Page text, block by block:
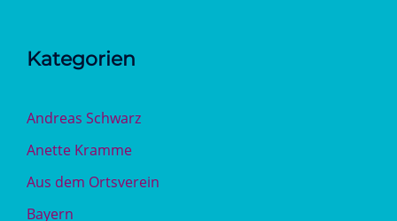
Kategorien
Andreas Schwarz
Anette Kramme
Aus dem Ortsverein
Bayern